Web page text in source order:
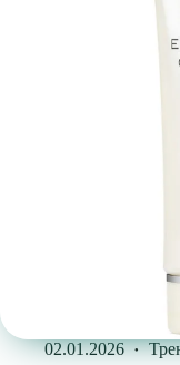
02.01.2026